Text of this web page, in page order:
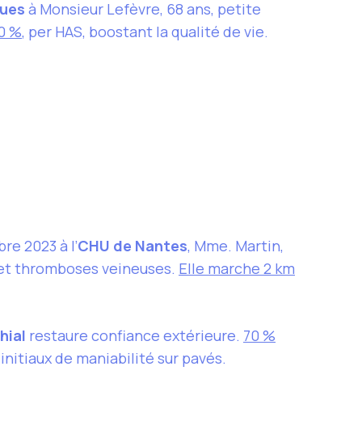
à Monsieur Lefèvre, 68 ans, petite
%, per HAS, boostant la qualité de vie.
2023 à l’CHU de Nantes, Mme. Martin,
thromboses veineuses. Elle marche 2 km
restaure confiance extérieure. 70 %
de maniabilité sur pavés.